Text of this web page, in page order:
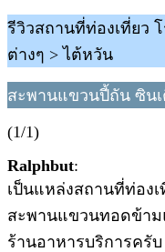
รีวิวสถานที่ท่องเที่ยว
ต่างๆ > ไต้หวัน
สะพานแขวนปี้ถัน ซินเ
(1/1)
Ralphbut:
เป็นแหล่งสถานที่ท่อง
สะพานแขวนทอดข้าม
ร้านอาหารบริการครับ